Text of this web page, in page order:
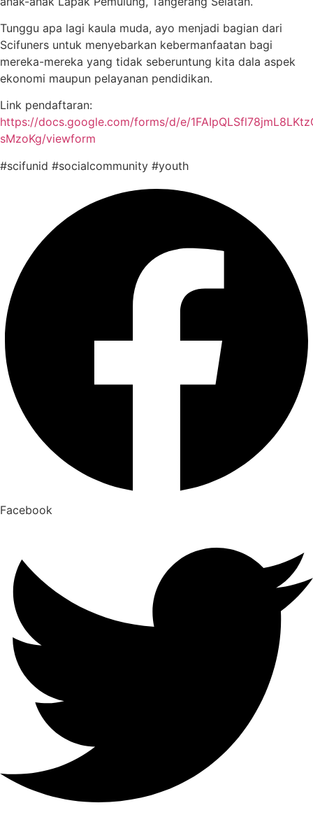
Tunggu apa lagi kaula muda, ayo menjadi bagian dari
Scifuners untuk menyebarkan kebermanfaatan bagi
mereka-mereka yang tidak seberuntung kita dala aspek
ekonomi maupun pelayanan pendidikan.
Link pendaftaran:
https://docs.google.com/forms/d/e/
sMzoKg/viewform
#scifunid #socialcommunity #youth
Facebook